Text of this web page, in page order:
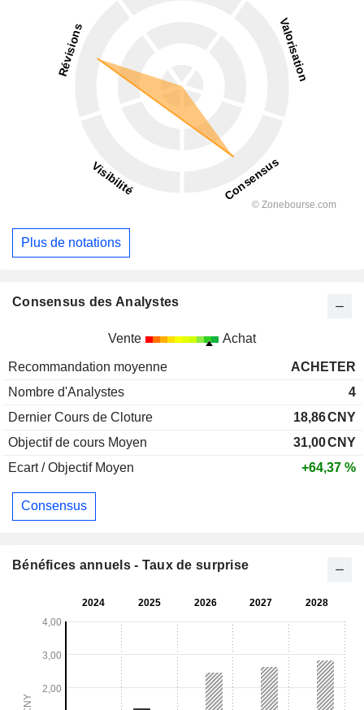
Plus de notations
Consensus des Analystes
Vente Achat
Recommandation moyenne
ACHETER
Nombre d'Analystes
4
Dernier Cours de Cloture
18,86CNY
Objectif de cours Moyen
31,00CNY
Ecart / Objectif Moyen
+64,37 %
Consensus
Bénéfices annuels - Taux de surprise